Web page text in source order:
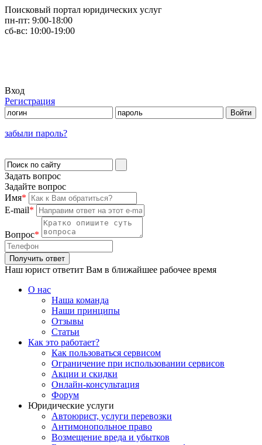
Поисковый портал юридических услуг
пн-пт: 9:00-18:00
сб-вс: 10:00-19:00
Вход
Регистрация
забыли пароль?
Задать вопрос
Задайте вопрос
Имя*
E-mail*
Вопрос*
Наш юрист ответит Вам в ближайшее рабочее время
О нас
Наша команда
Наши принципы
Отзывы
Статьи
Как это работает?
Как пользоваться сервисом
Ограничение при использовании сервисов
Акции и скидки
Онлайн-консультация
Форум
Юридические услуги
Автоюрист, услуги перевозки
Антимонопольное право
Возмещение вреда и убытков